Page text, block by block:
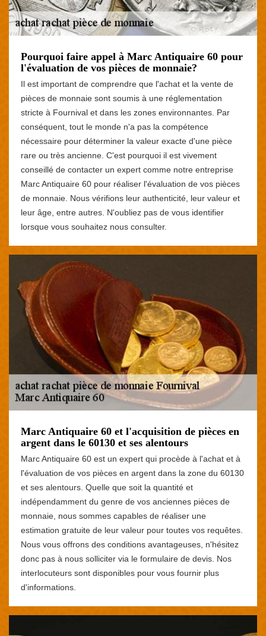
Pourquoi faire appel à Marc Antiquaire 60 pour
l'évaluation de vos pièces de monnaie?
Il est important de comprendre que l'achat et la vente de
pièces de monnaie sont soumis à une réglementation
stricte à Fournival et dans les zones environnantes. Par
conséquent, tout le monde n'a pas la compétence
nécessaire pour déterminer la valeur exacte d'une pièce
rare ou très ancienne. C'est pourquoi il est vivement
conseillé de contacter un expert comme notre entreprise
Marc Antiquaire 60 pour réaliser l'évaluation de vos pièces
de monnaie. Nous vérifions leur authenticité, leur valeur et
leur âge, entre autres. N'oubliez pas de vous identifier
lorsque vous souhaitez nous consulter.
Marc Antiquaire 60 et l'acquisition de pièces en
argent dans le 60130 et ses alentours
Marc Antiquaire 60 est un expert qui procède à l'achat et à
l'évaluation de vos pièces en argent dans la zone du 60130
et ses alentours. Quelle que soit la quantité et
indépendamment du genre de vos anciennes pièces de
monnaie, nous sommes capables de réaliser une
estimation gratuite de leur valeur pour toutes vos requêtes.
Nous vous offrons des conditions avantageuses, n'hésitez
donc pas à nous solliciter via le formulaire de devis. Nos
interlocuteurs sont disponibles pour vous fournir plus
d'informations.